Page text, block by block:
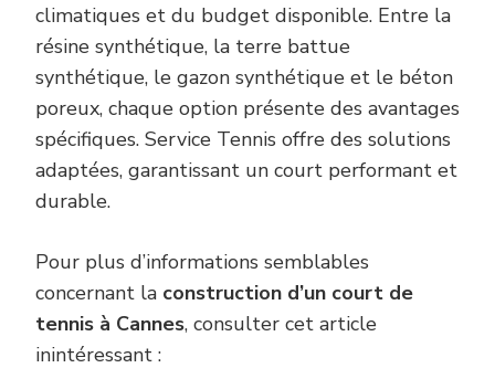
climatiques et du budget disponible. Entre la
résine synthétique, la terre battue
synthétique, le gazon synthétique et le béton
poreux, chaque option présente des avantages
spécifiques. Service Tennis offre des solutions
adaptées, garantissant un court performant et
durable.
Pour plus d’informations semblables
concernant la construction d’un court de
tennis à Cannes, consulter cet article
inintéressant :